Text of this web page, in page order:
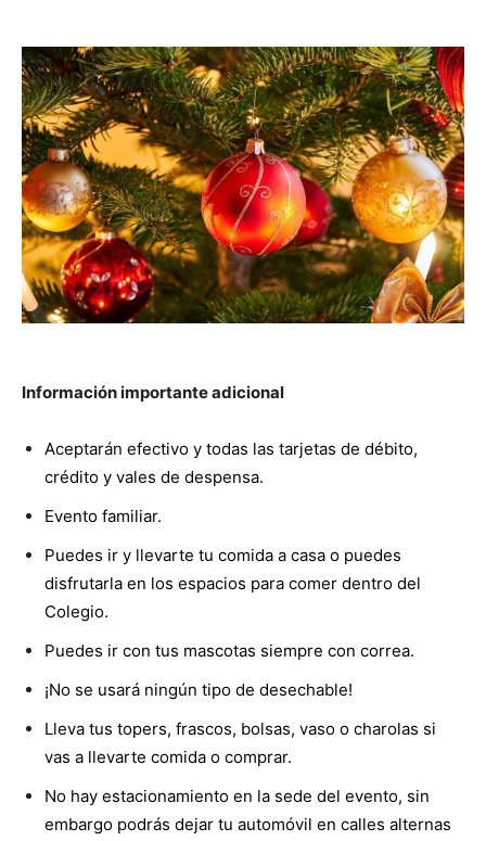
Información importante adicional
Aceptarán efectivo y todas las tarjetas de débito,
crédito y vales de despensa.
Evento familiar.
Puedes ir y llevarte tu comida a casa o puedes
disfrutarla en los espacios para comer dentro del
Colegio.
Puedes ir con tus mascotas siempre con correa.
¡No se usará ningún tipo de desechable!
Lleva tus topers, frascos, bolsas, vaso o charolas si
vas a llevarte comida o comprar.
No hay estacionamiento en la sede del evento, sin
embargo podrás dejar tu automóvil en calles alternas